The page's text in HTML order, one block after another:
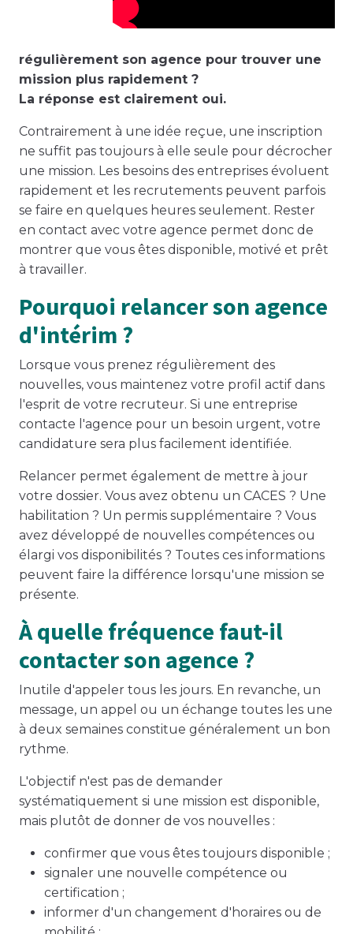
régulièrement son agence pour trouver une
mission plus rapidement ?
La réponse est clairement oui.
Contrairement à une idée reçue, une inscription
ne suffit pas toujours à elle seule pour décrocher
une mission. Les besoins des entreprises évoluent
rapidement et les recrutements peuvent parfois
se faire en quelques heures seulement. Rester
en contact avec votre agence permet donc de
montrer que vous êtes disponible, motivé et prêt
à travailler.
Pourquoi relancer son agence
d'intérim ?
Lorsque vous prenez régulièrement des
nouvelles, vous maintenez votre profil actif dans
l'esprit de votre recruteur. Si une entreprise
contacte l'agence pour un besoin urgent, votre
candidature sera plus facilement identifiée.
Relancer permet également de mettre à jour
votre dossier. Vous avez obtenu un CACES ? Une
habilitation ? Un permis supplémentaire ? Vous
avez développé de nouvelles compétences ou
élargi vos disponibilités ? Toutes ces informations
peuvent faire la différence lorsqu'une mission se
présente.
À quelle fréquence faut-il
contacter son agence ?
Inutile d'appeler tous les jours. En revanche, un
message, un appel ou un échange toutes les une
à deux semaines constitue généralement un bon
rythme.
L'objectif n'est pas de demander
systématiquement si une mission est disponible,
mais plutôt de donner de vos nouvelles :
confirmer que vous êtes toujours disponible ;
signaler une nouvelle compétence ou
certification ;
informer d'un changement d'horaires ou de